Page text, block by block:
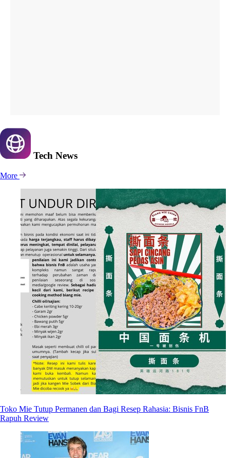
Tech News
More
Toko Mie Tutup Permanen dan Bagi Resep Rahasia: Bisnis FnB
Rapuh Review